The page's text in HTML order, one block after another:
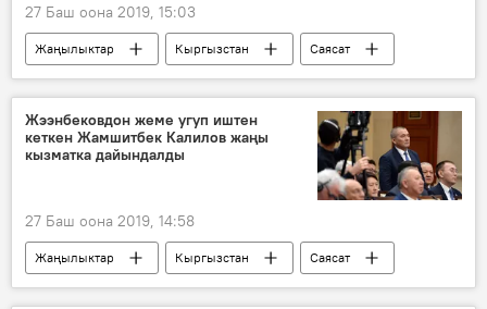
27 Баш оона 2019, 15:03
Жаңылыктар Кыргызстан
Саясат
мугалим
мектеп маяна
Жээнбековдон жеме угуп иштен
кеткен Жамшитбек Калилов жаңы
кызматка дайындалды
27 Баш оона 2019, 14:58
Жаңылыктар Кыргызстан
Саясат
Жамшитбек Калилов
темир жол